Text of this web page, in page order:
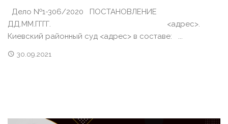
Дело №1-306/2020 ПОСТАНОВЛЕНИЕ
ДД.ММ.ГГГГ. <адрес>.
Киевский районный суд <адрес> в составе: ...
30.09.2021